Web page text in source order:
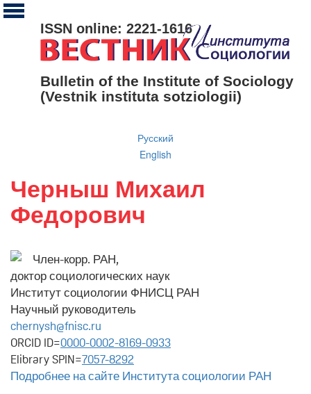
ISSN online: 2221-1616
Bulletin of the Institute of Sociology
(Vestnik instituta sotziologii)
Русский
English
Черныш Михаил
Федорович
Член-корр. РАН,
доктор социологических наук
Институт социологии ФНИСЦ РАН
Научный руководитель
chernysh@fnisc.ru
ORCID ID=0000-0002-8169-0933
Elibrary SPIN=7057-8292
Подробнее на сайте Института социологии РАН